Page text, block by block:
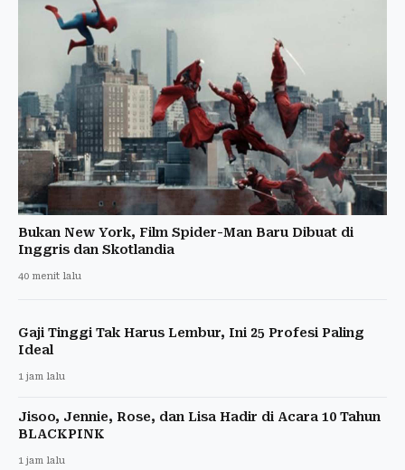
Bukan New York, Film Spider-Man Baru Dibuat di
Inggris dan Skotlandia
40 menit lalu
Gaji Tinggi Tak Harus Lembur, Ini 25 Profesi Paling
Ideal
1 jam lalu
Jisoo, Jennie, Rose, dan Lisa Hadir di Acara 10 Tahun
BLACKPINK
1 jam lalu